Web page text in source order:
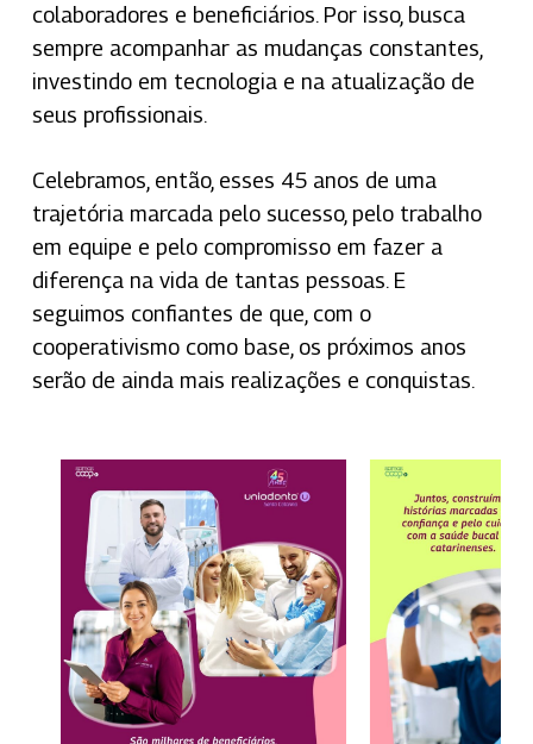
colaboradores e beneficiários. Por isso, busca
sempre acompanhar as mudanças constantes,
investindo em tecnologia e na atualização de
seus profissionais.
Celebramos, então, esses 45 anos de uma
trajetória marcada pelo sucesso, pelo trabalho
em equipe e pelo compromisso em fazer a
diferença na vida de tantas pessoas. E
seguimos confiantes de que, com o
cooperativismo como base, os próximos anos
serão de ainda mais realizações e conquistas.